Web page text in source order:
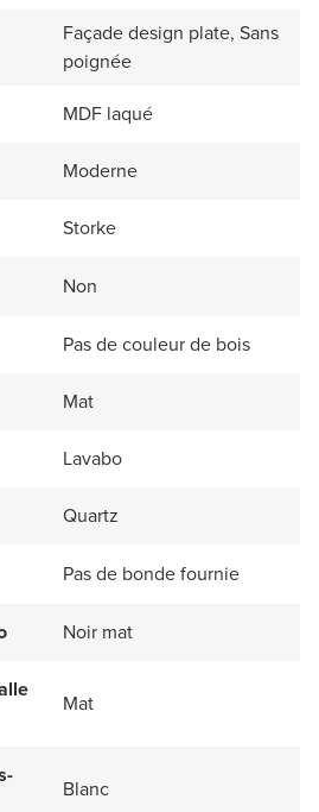
Façade design plate, Sans
poignée
MDF laqué
Moderne
Storke
Non
Pas de couleur de bois
Mat
Lavabo
Quartz
Pas de bonde fournie
Noir mat
Mat
Blanc